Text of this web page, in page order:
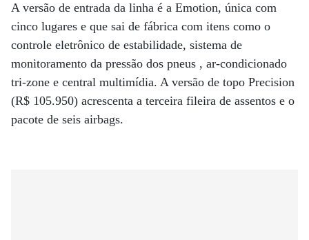
A versão de entrada da linha é a Emotion, única com
cinco lugares e que sai de fábrica com itens como o
controle eletrônico de estabilidade, sistema de
monitoramento da pressão dos pneus , ar-condicionado
tri-zone e central multimídia. A versão de topo Precision
(R$ 105.950) acrescenta a terceira fileira de assentos e o
pacote de seis airbags.